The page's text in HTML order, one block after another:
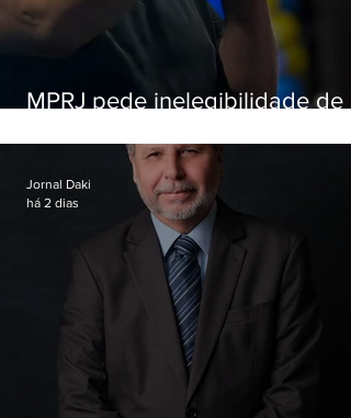
MPRJ pede inelegibilidade de
Jornal Daki
há 2 dias